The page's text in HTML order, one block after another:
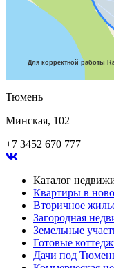
Для корректной работы
Тюмень
Минская, 102
+7 3452 670 777
Каталог
Квартиры в
Вторичное
Загородная
Земельные
Готовые
Дачи под